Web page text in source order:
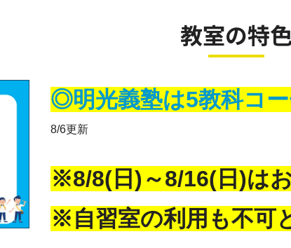
教室の特
◎明光義塾は5教科コ
8/6更新
※8/8(日)～8/16(日)は
※自習室の利用も不可